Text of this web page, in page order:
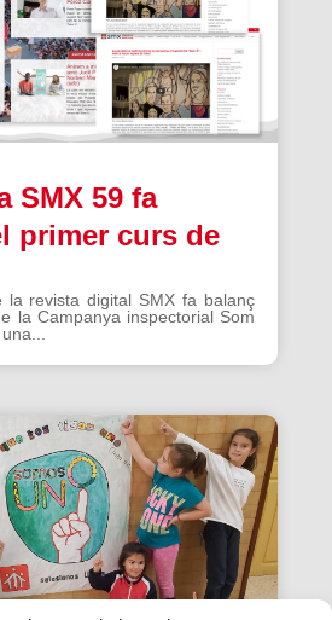
SMX 59 fa
primer curs de
la revista digital SMX fa balanç
la Campanya inspectorial Som